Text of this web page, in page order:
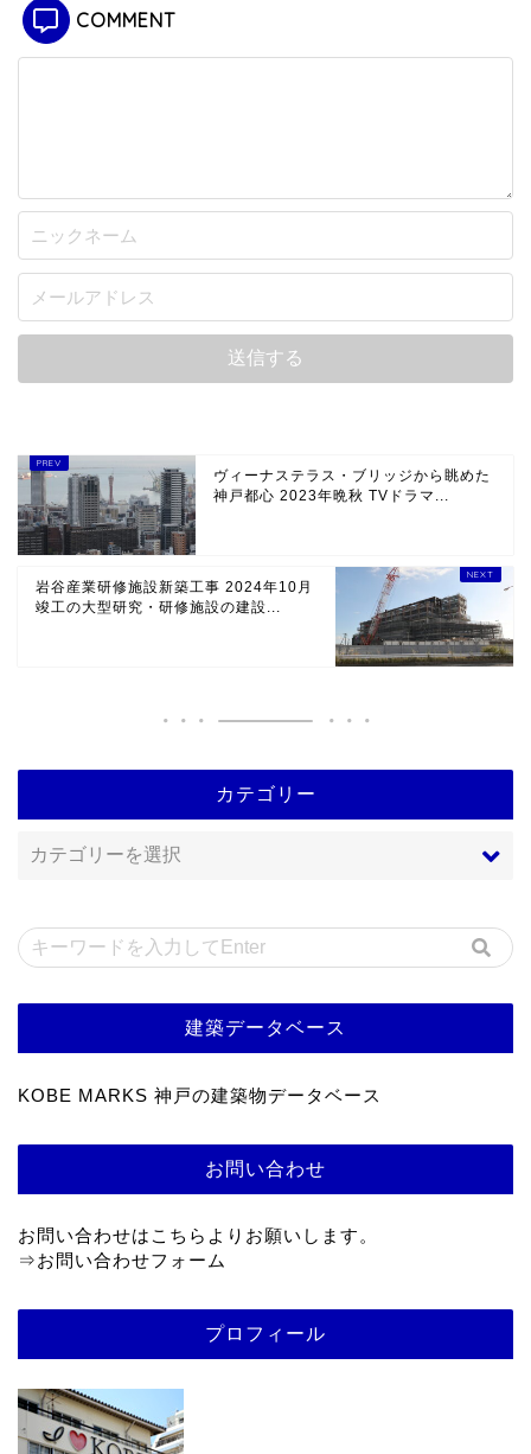
COMMENT
ヴィーナステラス・ブリッジから眺めた
神戸都心 2023年晩秋 TVドラマ...
岩谷産業研修施設新築工事 2024年10月
竣工の大型研究・研修施設の建設...
カテゴリー
建築データベース
KOBE MARKS 神戸の建築物データベース
お問い合わせ
お問い合わせはこちらよりお願いします。
⇒お問い合わせフォーム
プロフィール